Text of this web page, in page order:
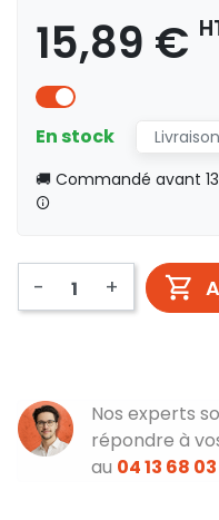
15,89 €
En stock
🚚 Commandé avant
- +
Nos experts
répondre à
au 04 13 68 03